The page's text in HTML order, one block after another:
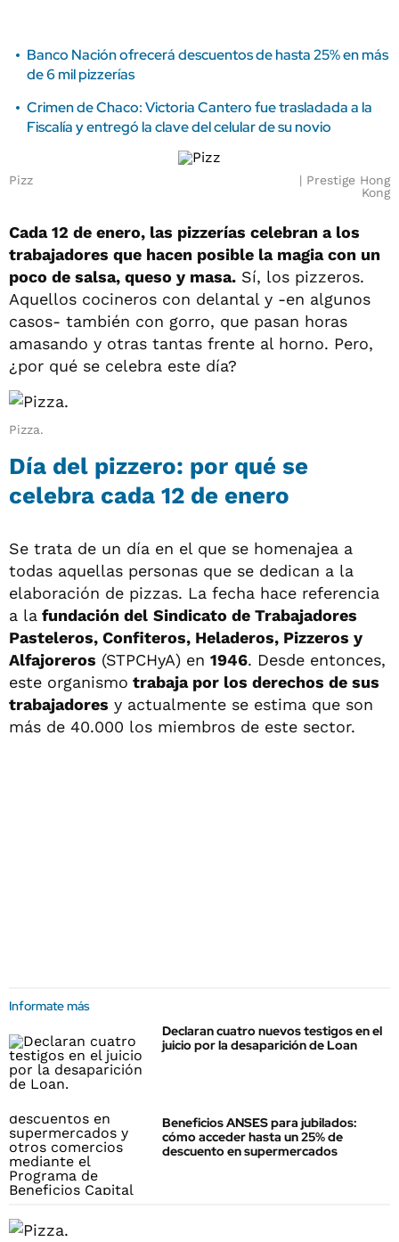
Banco Nación ofrecerá descuentos de hasta 25% en más
de 6 mil pizzerías
Crimen de Chaco: Victoria Cantero fue trasladada a la
Fiscalía y entregó la clave del celular de su novio
Pizz
Prestige Hong
Kong
Cada 12 de enero, las pizzerías celebran a los
trabajadores que hacen posible la magia con un
poco de salsa, queso y masa. Sí, los pizzeros.
Aquellos cocineros con delantal y -en algunos
casos- también con gorro, que pasan horas
amasando y otras tantas frente al horno. Pero,
¿por qué se celebra este día?
Pizza.
Día del pizzero: por qué se
celebra cada 12 de enero
Se trata de un día en el que se homenajea a
todas aquellas personas que se dedican a la
elaboración de pizzas. La fecha hace referencia
a la fundación del Sindicato de Trabajadores
Pasteleros, Confiteros, Heladeros, Pizzeros y
Alfajoreros (STPCHyA) en 1946. Desde entonces,
este organismo trabaja por los derechos de sus
trabajadores y actualmente se estima que son
más de 40.000 los miembros de este sector.
Informate más
Declaran cuatro nuevos testigos en el
juicio por la desaparición de Loan
Beneficios ANSES para jubilados:
cómo acceder hasta un 25% de
descuento en supermercados